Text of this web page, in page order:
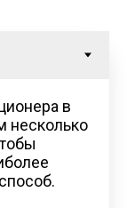
в
несколько